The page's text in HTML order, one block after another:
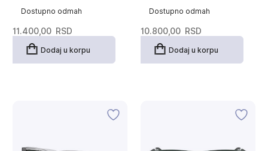
Dostupno odmah
11.400,00 RSD
Dodaj u korpu
Dostupno odmah
10.800,00 RSD
Dodaj u korpu